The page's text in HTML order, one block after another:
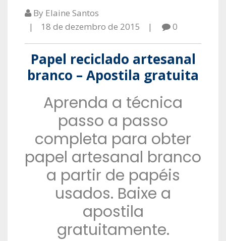
By Elaine Santos
18 de dezembro de 2015
0
Papel reciclado artesanal
branco – Apostila gratuita
Aprenda a técnica
passo a passo
completa para obter
papel artesanal branco
a partir de papéis
usados. Baixe a
apostila
gratuitamente.